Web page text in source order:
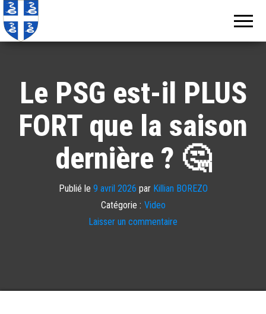
Le PSG est-il PLUS
FORT que la saison
dernière ? 🤔
Publié le 9 avril 2026 par Killian BOREZO
Catégorie : Video
Laisser un commentaire